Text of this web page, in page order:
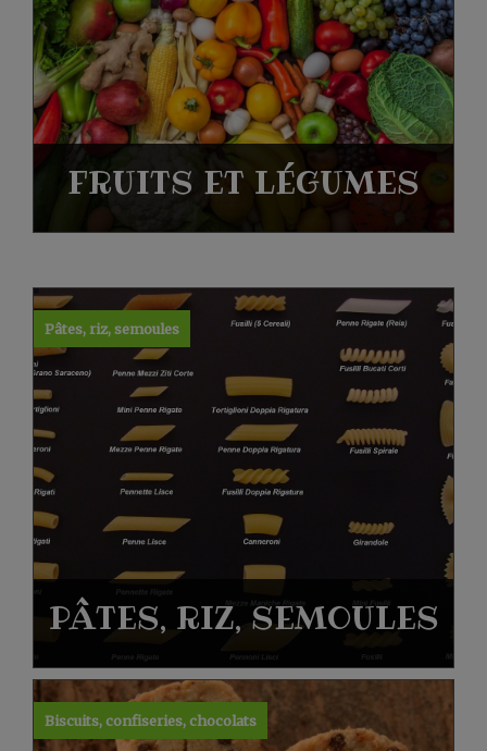
FRUITS ET LÉGUMES
Pâtes, riz, semoules
PÂTES, RIZ, SEMOULES
Biscuits, confiseries, chocolats